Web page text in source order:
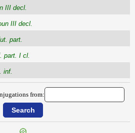
III decl.
III decl.
part.
part. I cl.
inf.
from: